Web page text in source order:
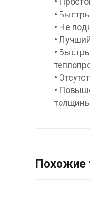
•
• Не
•
•
•
•
Похожие